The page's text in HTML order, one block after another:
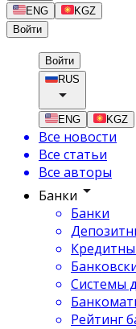
ENG
KGZ
Войти
Войти
RUS
ENG KGZ
Все новости
Все статьи
Все авторы
Банки
Банки
Системы
Рейтинг